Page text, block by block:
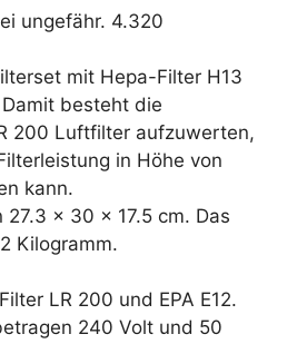
ungefähr. 4.320
mit Hepa-Filter H13
besteht die
200 Luftfilter aufzuwerten,
in Höhe von
kann.
27.3 x 30 x 17.5 cm. Das
Kilogramm.
LR 200 und EPA E12.
240 Volt und 50